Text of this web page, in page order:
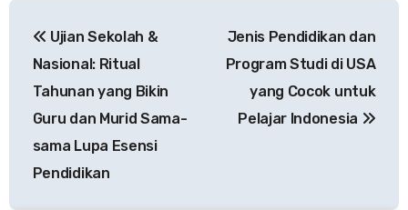
navigation
Ujian Sekolah &
Nasional: Ritual
Tahunan yang Bikin
Guru dan Murid Sama-
sama Lupa Esensi
Pendidikan
Jenis Pendidikan dan
Program Studi di USA
yang Cocok untuk
Pelajar Indonesia